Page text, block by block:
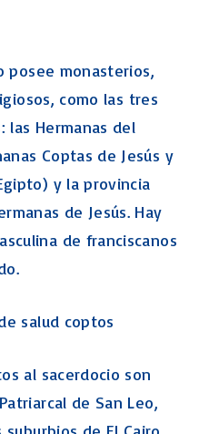
posee monasterios,
como las tres
las Hermanas del
Coptas de Jesús y
y la provincia
de Jesús. Hay
de franciscanos
salud coptos
al sacerdocio son
de San Leo,